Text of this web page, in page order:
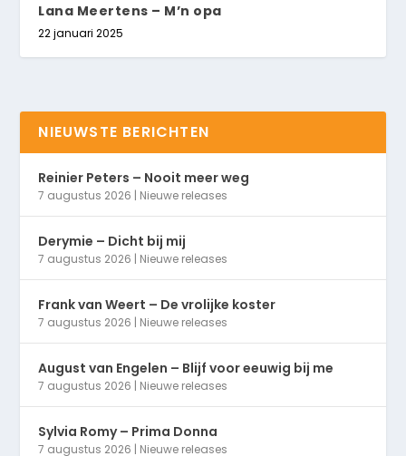
Lana Meertens – M’n opa
22 januari 2025
NIEUWSTE BERICHTEN
Reinier Peters – Nooit meer weg
7 augustus 2026 | Nieuwe releases
Derymie – Dicht bij mij
7 augustus 2026 | Nieuwe releases
Frank van Weert – De vrolijke koster
7 augustus 2026 | Nieuwe releases
August van Engelen – Blijf voor eeuwig bij me
7 augustus 2026 | Nieuwe releases
Sylvia Romy – Prima Donna
7 augustus 2026 | Nieuwe releases